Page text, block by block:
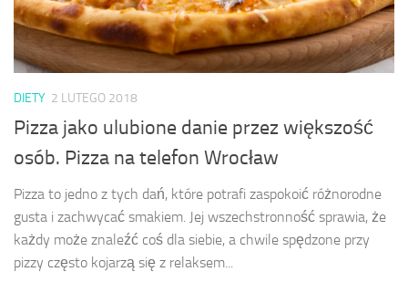
DIETY 2 LUTEGO 2018
Pizza jako ulubione danie przez większość
osób. Pizza na telefon Wrocław
Pizza to jedno z tych dań, które potrafi zaspokoić różnorodne
gusta i zachwycać smakiem. Jej wszechstronność sprawia, że
każdy może znaleźć coś dla siebie, a chwile spędzone przy
pizzy często kojarzą się z relaksem...